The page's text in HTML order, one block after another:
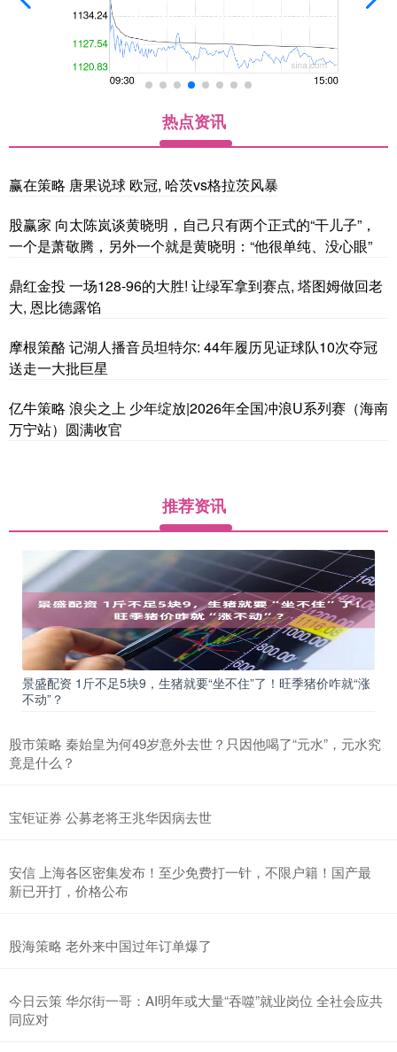
热点资讯
赢在策略 唐果说球 欧冠, 哈茨vs格拉茨风暴
股赢家 向太陈岚谈黄晓明，自己只有两个正式的“干儿子”，
一个是萧敬腾，另外一个就是黄晓明：“他很单纯、没心眼”
鼎红金投 一场128-96的大胜! 让绿军拿到赛点, 塔图姆做回老
大, 恩比德露馅
摩根策酪 记湖人播音员坦特尔: 44年履历见证球队10次夺冠
送走一大批巨星
亿牛策略 浪尖之上 少年绽放|2026年全国冲浪U系列赛（海南
万宁站）圆满收官
推荐资讯
景盛配资 1斤不足5块9，生猪就要“坐不住”了！旺季猪价咋就“涨
不动”？
股市策略 秦始皇为何49岁意外去世？只因他喝了“元水”，元水究
竟是什么？
宝钜证券 公募老将王兆华因病去世
安信 上海各区密集发布！至少免费打一针，不限户籍！国产最
新已开打，价格公布
股海策略 老外来中国过年订单爆了
今日云策 华尔街一哥：AI明年或大量“吞噬”就业岗位 全社会应共
同应对